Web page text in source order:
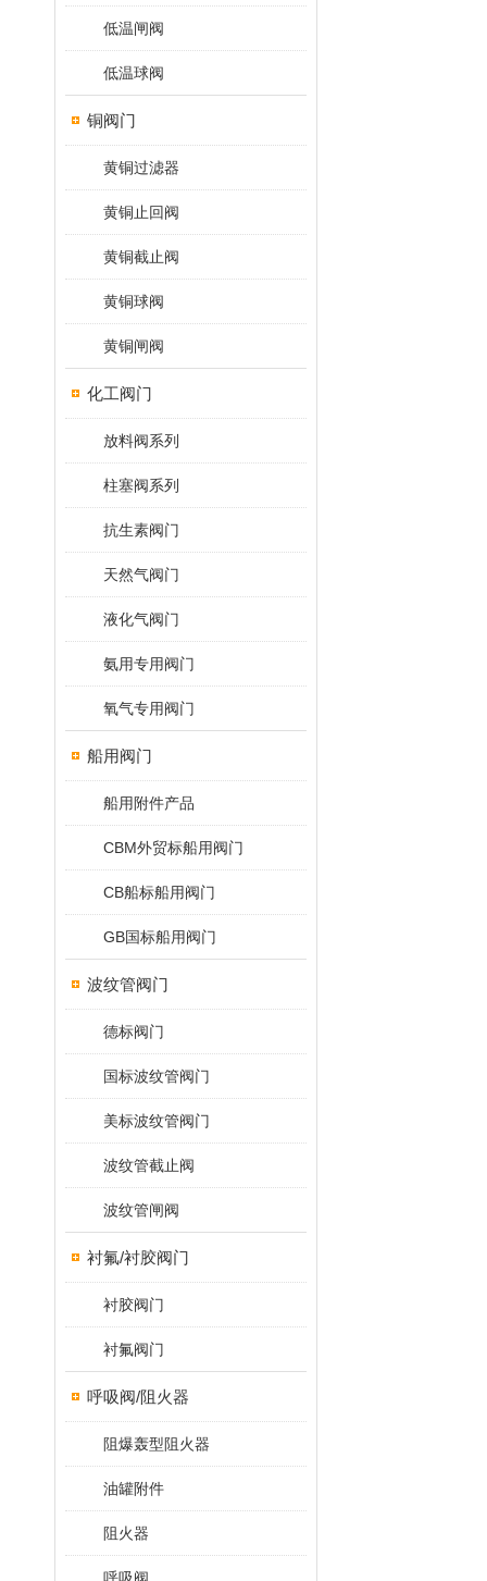
低温闸阀
低温球阀
铜阀门
黄铜过滤器
黄铜止回阀
黄铜截止阀
黄铜球阀
黄铜闸阀
化工阀门
放料阀系列
柱塞阀系列
抗生素阀门
天然气阀门
液化气阀门
氨用专用阀门
氧气专用阀门
船用阀门
船用附件产品
CBM外贸标船用阀门
CB船标船用阀门
GB国标船用阀门
波纹管阀门
德标阀门
国标波纹管阀门
美标波纹管阀门
波纹管截止阀
波纹管闸阀
衬氟/衬胶阀门
衬胶阀门
衬氟阀门
呼吸阀/阻火器
阻爆轰型阻火器
油罐附件
阻火器